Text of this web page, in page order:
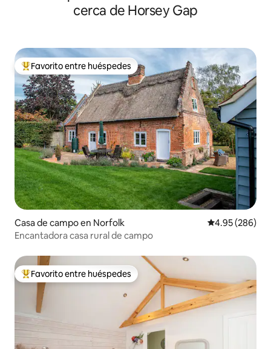
cerca de Horsey Gap
Favorito entre huéspedes preferido
Favorito entre huéspedes
Casa de campo en Norfolk Calificación
4.95 (286)
Encantadora casa rural de campo
Favorito entre huéspedes preferido
Favorito entre huéspedes